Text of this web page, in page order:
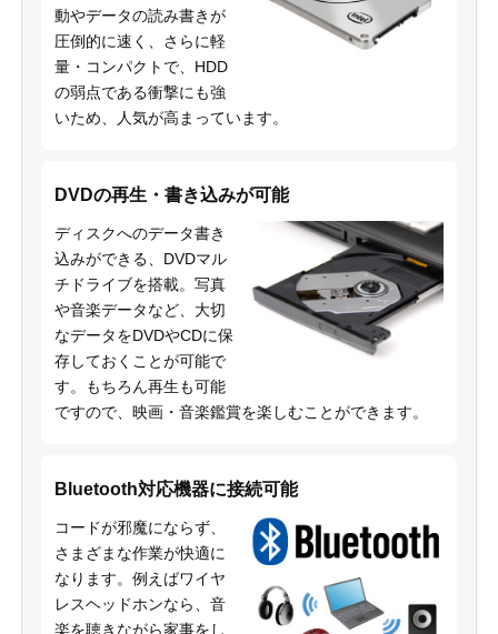
動やデータの読み書きが
圧倒的に速く、さらに軽
量・コンパクトで、HDD
の弱点である衝撃にも強
いため、人気が高まっています。
DVDの再生・書き込みが可能
ディスクへのデータ書き
込みができる、DVDマル
チドライブを搭載。写真
や音楽データなど、大切
なデータをDVDやCDに保
存しておくことが可能で
す。もちろん再生も可能
ですので、映画・音楽鑑賞を楽しむことができます。
Bluetooth対応機器に接続可能
コードが邪魔にならず、
さまざまな作業が快適に
なります。例えばワイヤ
レスヘッドホンなら、音
楽を聴きながら家事をし